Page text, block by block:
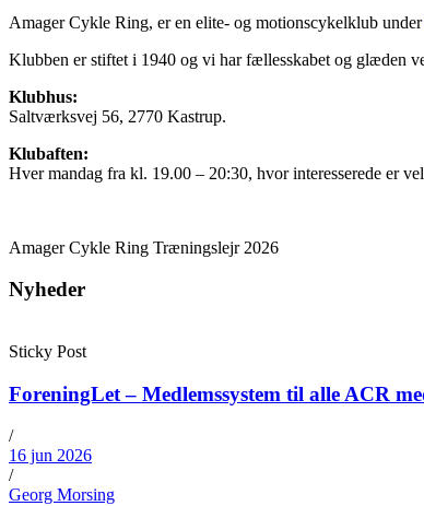
Amager Cykle Ring, er en elite- og motionscykelklub under
Klubben er stiftet i 1940 og vi har fællesskabet og glæden
Klubhus:
Saltværksvej 56, 2770 Kastrup.
Klubaften:
Hver mandag fra kl. 19.00 – 20:30, hvor interesserede er
Amager Cykle Ring Træningslejr 2026
Nyheder
Sticky Post
ForeningLet – Medlemssystem til alle ACR
/
16 jun 2026
/
Georg Morsing